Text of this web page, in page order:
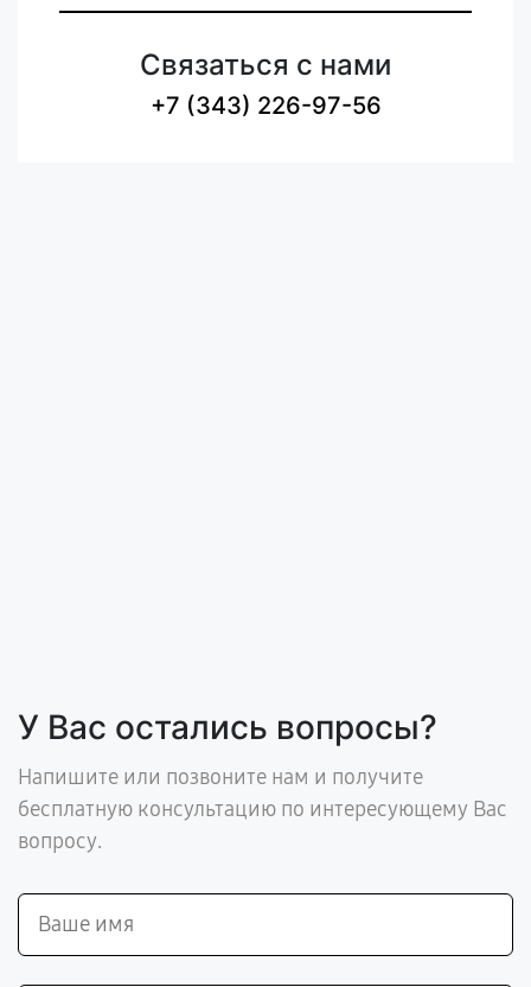
Связаться с нами
+7 (343) 226-97-56
У Вас остались вопросы?
Напишите или позвоните нам и получите
бесплатную консультацию по интересующему Вас
вопросу.